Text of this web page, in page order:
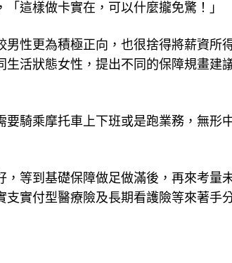
這樣做卡實在，可以什麼攏免驚！」
性更為積極正向，也很捨得將薪資所
活狀態女性，提出不同的保障規畫建
騎乘摩托車上下班或是跑業務，無形
等到基礎保障做足做滿後，再來考量
實付型醫療險及長期看護險等來著手